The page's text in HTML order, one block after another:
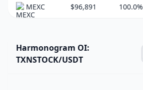
MEXC $96,891 100.0%
Harmonogram OI:
TXNSTOCK/USDT